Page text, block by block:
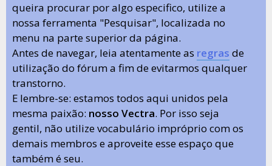
queira procurar por algo especifico, utilize a
nossa ferramenta "Pesquisar", localizada no
menu na parte superior da página.
Antes de navegar, leia atentamente as regras de
utilização do fórum a fim de evitarmos qualquer
transtorno.
E lembre-se: estamos todos aqui unidos pela
mesma paixão: nosso Vectra. Por isso seja
gentil, não utilize vocabulário impróprio com os
demais membros e aproveite esse espaço que
também é seu.